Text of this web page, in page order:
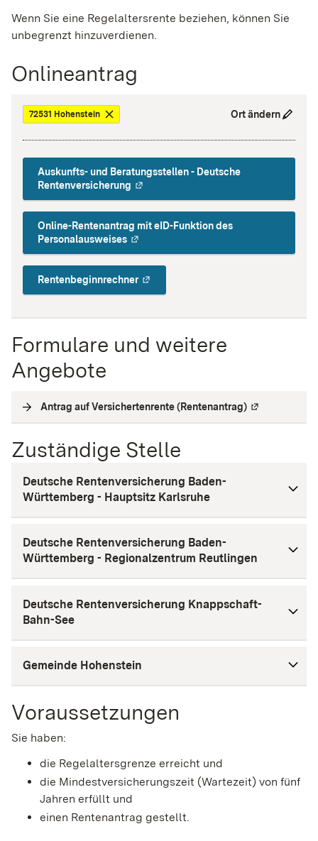
Wenn Sie eine Regelaltersrente beziehen, können Sie
unbegrenzt hinzuverdienen.
Onlineantrag
72531 Hohenstein Ort ändern
Auskunfts- und Beratungsstellen - Deutsche
Rentenversicherung
Online-Rentenantrag mit eID-Funktion des
Personalausweises
Rentenbeginnrechner
Formulare und weitere
Angebote
Antrag auf Versichertenrente (Rentenantrag) Externe
Zuständige Stelle
Deutsche Rentenversicherung Baden-
Württemberg - Hauptsitz Karlsruhe
Deutsche Rentenversicherung Baden-
Württemberg - Regionalzentrum Reutlingen
Deutsche Rentenversicherung Knappschaft-
Bahn-See
Gemeinde Hohenstein
Voraussetzungen
Sie haben:
die Regelaltersgrenze erreicht und
die Mindestversicherungszeit (Wartezeit) von fünf
Jahren erfüllt und
einen Rentenantrag gestellt.